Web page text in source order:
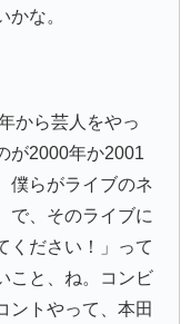
な。
から芸人をやっ
が2000年か2001
僕らがライブのネ
で、そのライブに
ください！」って
こと、ね。コンビ
ントやって、本田